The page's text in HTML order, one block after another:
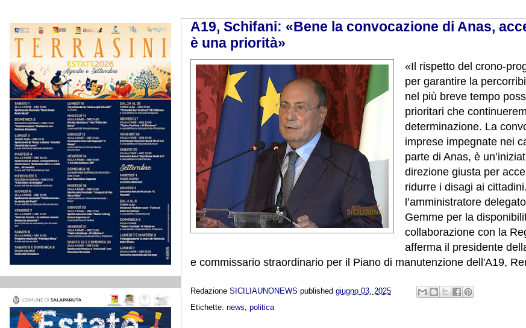
A19, Schifani: «Bene la convocazione di Anas,
è una priorità»
«Il rispetto del crono-
per garantire la
nel più breve tempo
prioritari che
determinazione. La
imprese impegnate nei
parte di Anas, è
direzione giusta per
ridurre i disagi ai
l’amministratore
Gemme per la
collaborazione con la
afferma il presidente
e commissario straordinario per il Piano di manutenzione dell'A19,
Redazione SICILIAUNONEWS published giugno 03, 2025
Etichette: news politica